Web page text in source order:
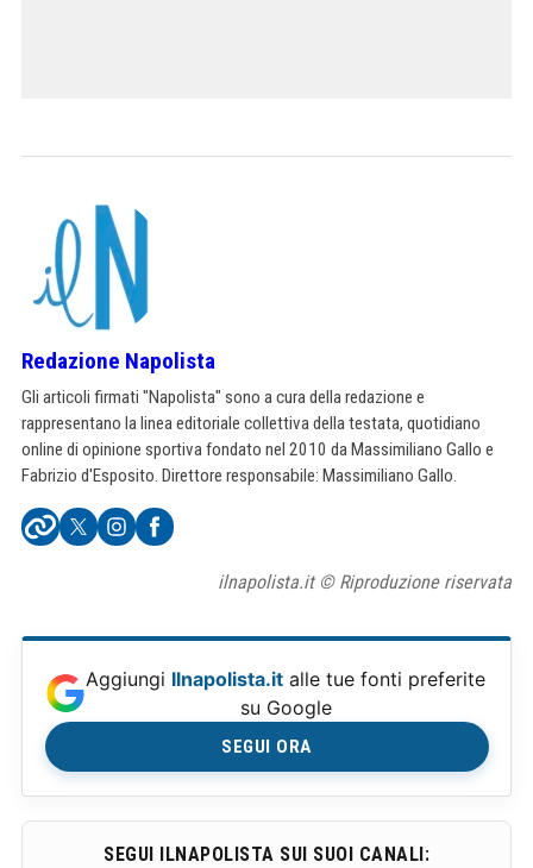
Redazione Napolista
Gli articoli firmati "Napolista" sono a cura della redazione e
rappresentano la linea editoriale collettiva della testata, quotidiano
online di opinione sportiva fondato nel 2010 da Massimiliano Gallo e
Fabrizio d'Esposito. Direttore responsabile: Massimiliano Gallo.
ilnapolista.it © Riproduzione riservata
Aggiungi Ilnapolista.it alle tue fonti preferite
su Google
SEGUI ORA
SEGUI ILNAPOLISTA SUI SUOI CANALI: